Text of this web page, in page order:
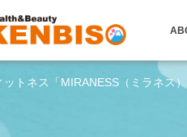
トネス「MIRANESS（ミラネス